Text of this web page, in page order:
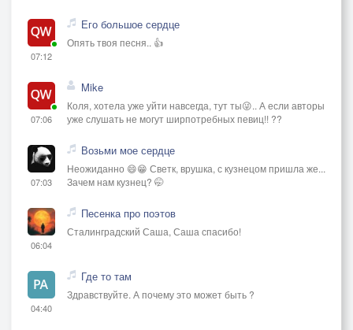
07:12
Его большое сердце
Опять твоя песня.. 👍
07:06
Mike
Коля, хотела уже уйти навсегда, тут ты😜.. А если авторы
уже слушать не могут ширпотребных певиц!! ??
07:03
Возьми мое сердце
Неожиданно 😄😁 Светк, врушка, с кузнецом пришла же...
Зачем нам кузнец? 🤭
06:04
Песенка про поэтов
Сталинградский Саша, Саша спасибо!
04:40
Где то там
Здравствуйте. А почему это может быть ?